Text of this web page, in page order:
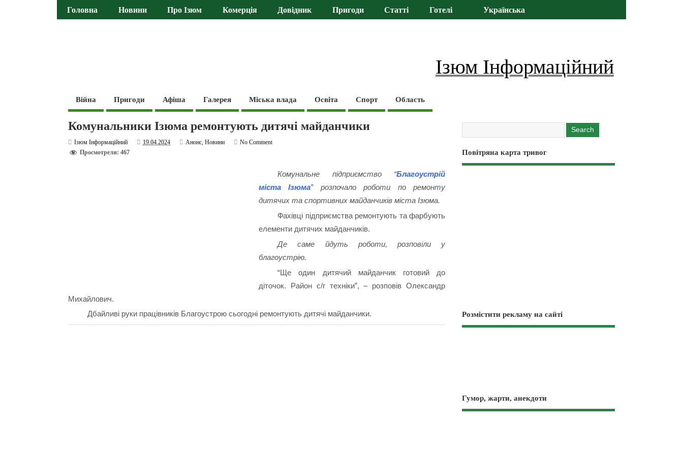
Головна Новини Про Ізюм Комерція Довідник Пригоди Статті Готелі Українська
Ізюм Інформаційний
Війна Пригоди Афіша Галерея Міська влада Освіта Спорт Область
Комунальники Ізюма ремонтують дитячі майданчики
Ізюм Інформаційний 19.04.2024 Анонс,Новини
No Comment
Просмотрели: 467
Комунальне підприємство “Благоустрій
міста Ізюма” розпочало роботи по ремонту
дитячих та спортивних майданчиків міста Ізюма.
Фахівці підприємства ремонтують та фарбують
елементи дитячих майданчиків.
Де саме йдуть роботи, розповіли у
благоустрію.
“Ще один дитячий майданчик готовий до
діточок. Район с/г техніки”, – розповів Олександр
Михайлович.
Дбайливі руки працівників Благоустрою сьогодні ремонтують дитячі майданчики.
Повітряна карта тривог
Розмістити рекламу на сайті
Гумор, жарти, анекдоти